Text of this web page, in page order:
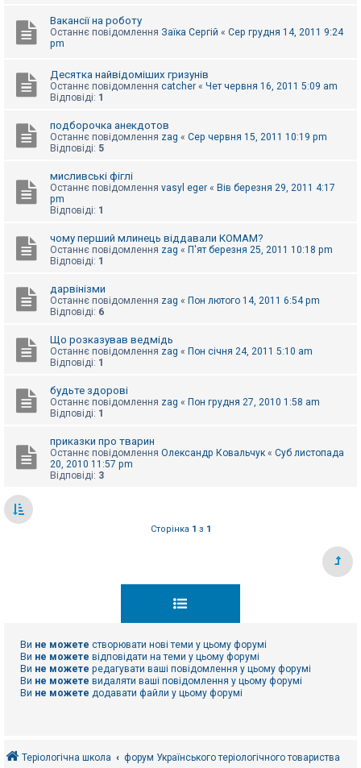
о
у
Д
п
м
а
Вакансії на роботу
Останнє повідомлення Заїка Сергій « Сер грудня 14, 2011 9:24
pm
Десятка найвідоміших гризунів
Останнє повідомлення catcher « Чет червня 16, 2011 5:09 am
Відповіді: 1
подборочка анекдотов
Останнє повідомлення zag « Сер червня 15, 2011 10:19 pm
Відповіді: 5
мисливські фіглі
Останнє повідомлення vasyl eger « Вів березня 29, 2011 4:17
pm
Відповіді: 1
чому перший млинець віддавали КОМАМ?
Останнє повідомлення zag « П'ят березня 25, 2011 10:18 pm
Відповіді: 1
дарвінізми
Останнє повідомлення zag « Пон лютого 14, 2011 6:54 pm
Відповіді: 6
Що розказував ведмідь
Останнє повідомлення zag « Пон січня 24, 2011 5:10 am
Відповіді: 1
будьте здорові
Останнє повідомлення zag « Пон грудня 27, 2010 1:58 am
Відповіді: 1
приказки про тварин
Останнє повідомлення Олександр Ковальчук « Суб листопада
20, 2010 11:57 pm
Відповіді: 3
Сторінка 1 з 1
Ви не можете створювати нові теми у цьому форумі
Ви не можете відповідати на теми у цьому форумі
Ви не можете редагувати ваші повідомлення у цьому форумі
Ви не можете видаляти ваші повідомлення у цьому форумі
Ви не можете додавати файли у цьому форумі
Теріологічна школа форум Українського теріологічного товариства